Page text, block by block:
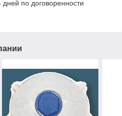
дней по договоренности